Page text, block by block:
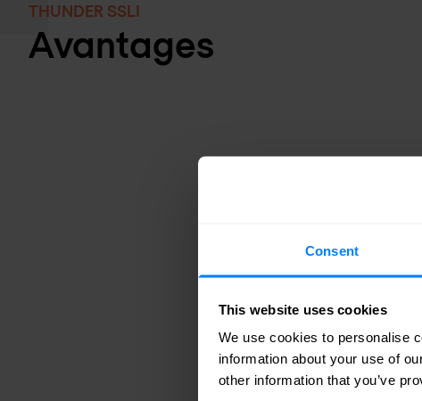
Consent
This website uses cookies
We use cookies to personalise
information about your use of
other information that you’ve
THUNDER SSLI
Avantages